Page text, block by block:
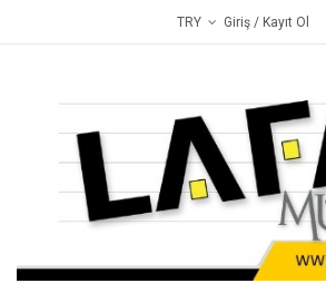
TRY Giriş / Kayıt Ol